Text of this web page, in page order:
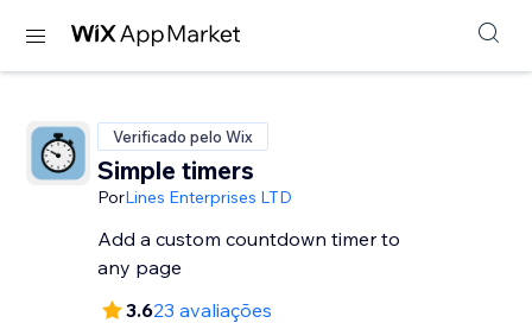
Verificado pelo Wix
Simple timers
PorLines Enterprises LTD
Add a custom countdown timer to
any page
3.623 avaliações